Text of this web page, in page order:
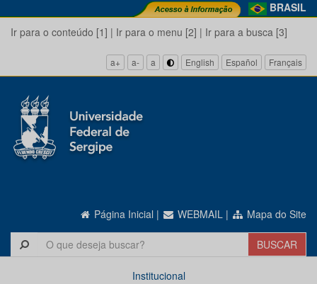
BRASIL
Ir para o conteúdo [1] | Ir para o menu [2] | Ir para a busca [3]
a+ a- a English Español Français
Página Inicial | WEBMAIL | Mapa do Site
Institucional